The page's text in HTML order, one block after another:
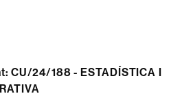
CU/24/188 - ESTADÍSTICA I